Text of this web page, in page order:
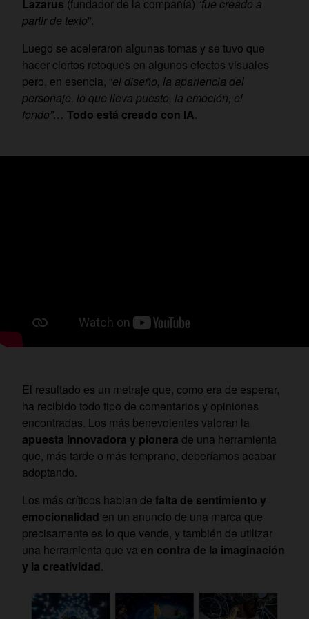
Lazarus (fundador de la compañía) “fue creado a
partir de texto”.
Luego se aceleraron algunas tomas y se tuvo que
hacer ciertos retoques en algunos efectos visuales
pero, en esencia, “el diseño, la apariencia del
personaje, lo que lleva puesto, la emoción, el
fondo”… Todo está creado con IA.
El resultado es un metraje que, como era de esperar,
ha recibido todo tipo de comentarios y opiniones
encontradas. Los más benevolentes valoran la
apuesta innovadora y pionera de una herramienta
que, más tarde o más temprano, deberíamos acabar
adoptando.
Los más críticos hablan de falta de sentimiento y
emocionalidad en un anuncio de una marca que
precisamente es lo que vende, y también de utilizar
una herramienta que va en contra de la imaginación
y la creatividad.